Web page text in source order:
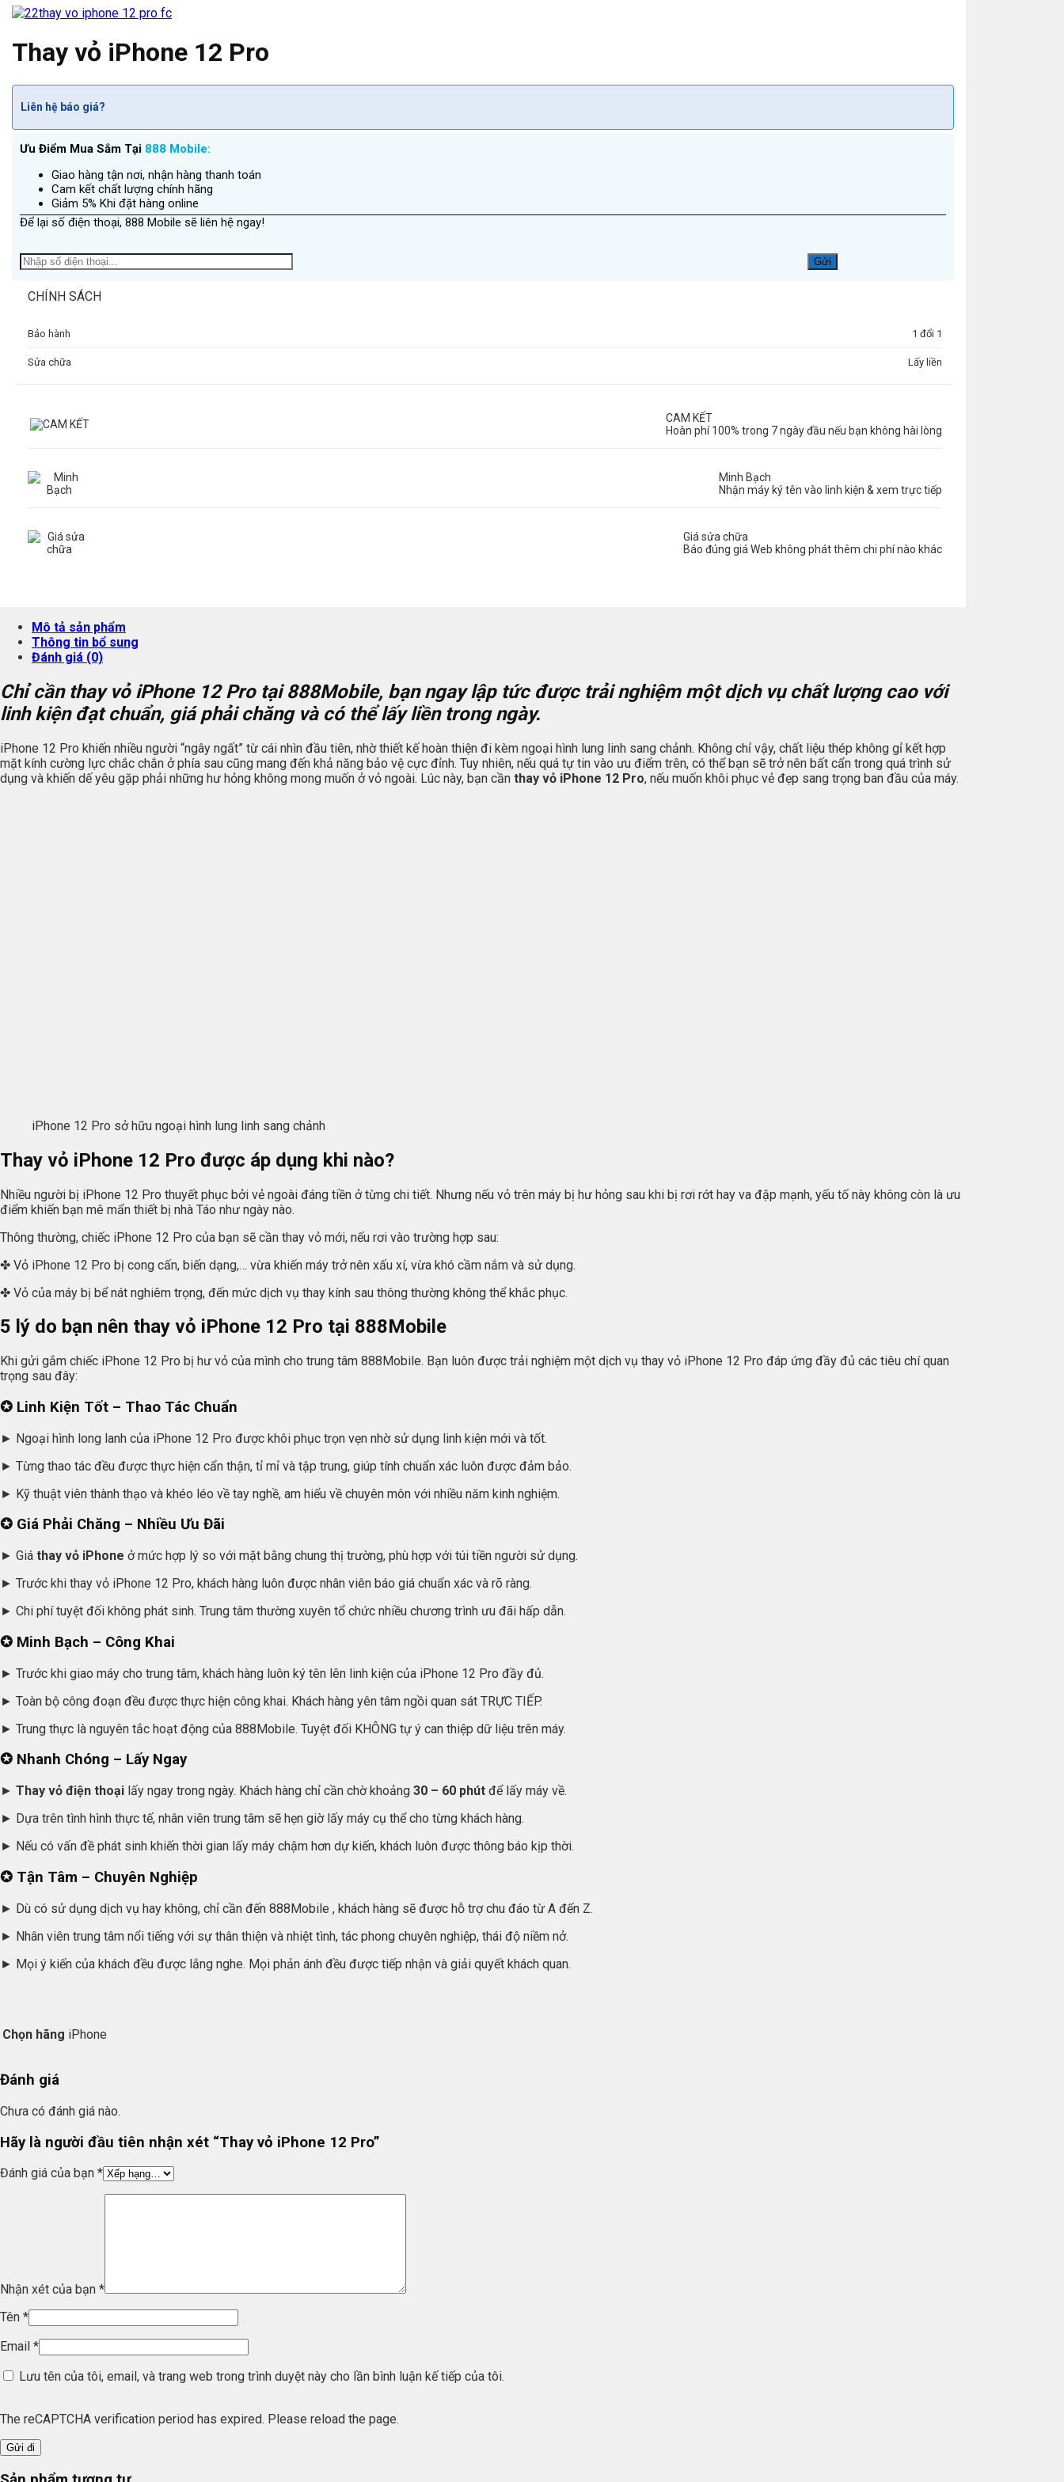
Thay vỏ iPhone 12 Pro
Liên hệ báo giá?
Ưu Điểm Mua Sắm Tại 888 Mobile:
Giao hàng tận nơi, nhận hàng thanh toán
Cam kết chất lượng chính hãng
Giảm 5% Khi đặt hàng online
Để lại số điện thoại, 888 Mobile sẽ liên hệ ngay!
CHÍNH SÁCH
Bảo hành 1 đổi 1
Sửa chữa Lấy liền
CAM KẾT
Hoàn phí 100% trong 7 ngày đầu nếu bạn không hài lòng
Minh Bạch
Nhận máy ký tên vào linh kiện & xem trực tiếp
Giá sửa chữa
Báo đúng giá Web không phát thêm chi phí nào khác
Mô tả sản phẩm
Thông tin bổ sung
Đánh giá (0)
Chỉ cần thay vỏ iPhone 12 Pro tại 888Mobile, bạn ngay lập tức được trải nghiệm một dịch vụ chất lượng cao với
linh kiện đạt chuẩn, giá phải chăng và có thể lấy liền trong ngày.
iPhone 12 Pro khiến nhiều người “ngây ngất” từ cái nhìn đầu tiên, nhờ thiết kế hoàn thiện đi kèm ngoại hình lung linh sang chảnh. Không chỉ vậy, chất liệu thép không gỉ kết hợp
mặt kính cường lực chắc chắn ở phía sau cũng mang đến khả năng bảo vệ cực đỉnh. Tuy nhiên, nếu quá tự tin vào ưu điểm trên, có thể bạn sẽ trở nên bất cẩn trong quá trình sử
dụng và khiến dế yêu gặp phải những hư hỏng không mong muốn ở vỏ ngoài. Lúc này, bạn cần thay vỏ iPhone 12 Pro, nếu muốn khôi phục vẻ đẹp sang trọng ban đầu của máy.
iPhone 12 Pro sở hữu ngoại hình lung linh sang chảnh
Thay vỏ iPhone 12 Pro được áp dụng khi nào?
Nhiều người bị iPhone 12 Pro thuyết phục bởi vẻ ngoài đáng tiền ở từng chi tiết. Nhưng nếu vỏ trên máy bị hư hỏng sau khi bị rơi rớt hay va đập mạnh, yếu tố này không còn là ưu
điểm khiến bạn mê mẩn thiết bị nhà Táo như ngày nào.
Thông thường, chiếc iPhone 12 Pro của bạn sẽ cần thay vỏ mới, nếu rơi vào trường hợp sau:
✤ Vỏ iPhone 12 Pro bị cong cấn, biến dạng,… vừa khiến máy trở nên xấu xí, vừa khó cầm nắm và sử dụng.
✤ Vỏ của máy bị bể nát nghiêm trọng, đến mức dịch vụ thay kính sau thông thường không thể khắc phục.
5 lý do bạn nên thay vỏ iPhone 12 Pro tại 888Mobile
Khi gửi gắm chiếc iPhone 12 Pro bị hư vỏ của mình cho trung tâm 888Mobile. Bạn luôn được trải nghiệm một dịch vụ thay vỏ iPhone 12 Pro đáp ứng đầy đủ các tiêu chí quan
trọng sau đây:
✪ Linh Kiện Tốt – Thao Tác Chuẩn
► Ngoại hình long lanh của iPhone 12 Pro được khôi phục trọn vẹn nhờ sử dụng linh kiện mới và tốt.
► Từng thao tác đều được thực hiện cẩn thận, tỉ mỉ và tập trung, giúp tính chuẩn xác luôn được đảm bảo.
► Kỹ thuật viên thành thạo và khéo léo về tay nghề, am hiểu về chuyên môn với nhiều năm kinh nghiệm.
✪ Giá Phải Chăng – Nhiều Ưu Đãi
► Giá thay vỏ iPhone ở mức hợp lý so với mặt bằng chung thị trường, phù hợp với túi tiền người sử dụng.
► Trước khi thay vỏ iPhone 12 Pro, khách hàng luôn được nhân viên báo giá chuẩn xác và rõ ràng.
► Chi phí tuyệt đối không phát sinh. Trung tâm thường xuyên tổ chức nhiều chương trình ưu đãi hấp dẫn.
✪ Minh Bạch – Công Khai
► Trước khi giao máy cho trung tâm, khách hàng luôn ký tên lên linh kiện của iPhone 12 Pro đầy đủ.
► Toàn bộ công đoạn đều được thực hiện công khai. Khách hàng yên tâm ngồi quan sát TRỰC TIẾP.
► Trung thực là nguyên tắc hoạt động của 888Mobile. Tuyệt đối KHÔNG tự ý can thiệp dữ liệu trên máy.
✪ Nhanh Chóng – Lấy Ngay
► Thay vỏ điện thoại lấy ngay trong ngày. Khách hàng chỉ cần chờ khoảng 30 – 60 phút để lấy máy về.
► Dựa trên tình hình thực tế, nhân viên trung tâm sẽ hẹn giờ lấy máy cụ thể cho từng khách hàng.
► Nếu có vấn đề phát sinh khiến thời gian lấy máy chậm hơn dự kiến, khách luôn được thông báo kịp thời.
✪ Tận Tâm – Chuyên Nghiệp
► Dù có sử dụng dịch vụ hay không, chỉ cần đến 888Mobile , khách hàng sẽ được hỗ trợ chu đáo từ A đến Z.
► Nhân viên trung tâm nổi tiếng với sự thân thiện và nhiệt tình, tác phong chuyên nghiệp, thái độ niềm nở.
► Mọi ý kiến của khách đều được lắng nghe. Mọi phản ánh đều được tiếp nhận và giải quyết khách quan.
Chọn hãng iPhone
Đánh giá
Chưa có đánh giá nào.
Hãy là người đầu tiên nhận xét “Thay vỏ iPhone 12 Pro”
Đánh giá của bạn *
Nhận xét của bạn *
Tên *
Email *
Lưu tên của tôi, email, và trang web trong trình duyệt này cho lần bình luận kế tiếp của tôi.
The reCAPTCHA verification period has expired. Please reload the page.